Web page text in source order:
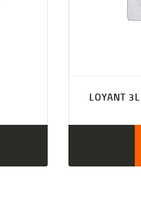
LOYANT 3L